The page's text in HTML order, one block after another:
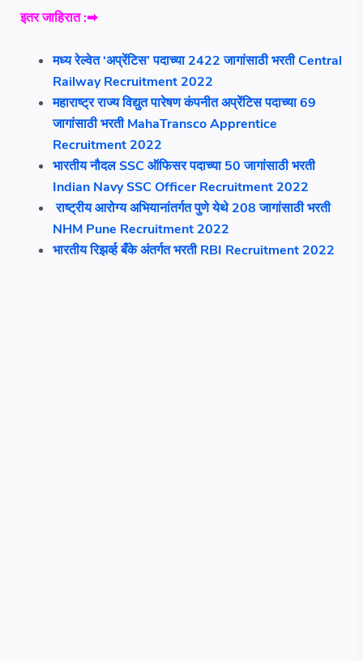
इतरजाहिरात :➡
मध्य रेल्वेत ‘अप्रेंटिस’ पदाच्या 2422 जागांसाठी भरती Central
Railway Recruitment 2022
महाराष्ट्र राज्य विद्युत पारेषण कंपनीत अप्रेंटिस पदाच्या 69
जागांसाठी भरती MahaTransco Apprentice
Recruitment 2022
भारतीय नौदल SSC ऑफिसर पदाच्या 50 जागांसाठी भरती
Indian Navy SSC Officer Recruitment 2022
राष्ट्रीय आरोग्य अभियानांतर्गत पुणे येथे 208 जागांसाठी भरती
NHM Pune Recruitment 2022
भारतीय रिझर्व्ह बँके अंतर्गत भरती RBI Recruitment 2022